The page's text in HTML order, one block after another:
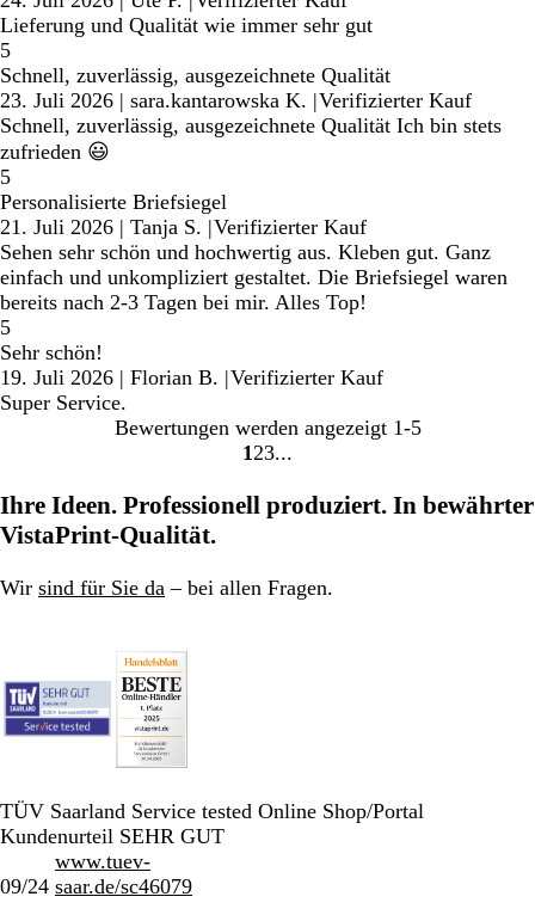
Lieferung und Qualität wie immer sehr gut
5
Schnell, zuverlässig, ausgezeichnete Qualität
23. Juli 2026 | sara.kantarowska K. |Verifizierter Kauf
Schnell, zuverlässig, ausgezeichnete Qualität Ich bin stets
zufrieden 😃
5
Personalisierte Briefsiegel
21. Juli 2026 | Tanja S. |Verifizierter Kauf
Sehen sehr schön und hochwertig aus. Kleben gut. Ganz
einfach und unkompliziert gestaltet. Die Briefsiegel waren
bereits nach 2-3 Tagen bei mir. Alles Top!
5
Sehr schön!
19. Juli 2026 | Florian B. |Verifizierter Kauf
Super Service.
Bewertungen werden angezeigt 1-5
Gehe
Seite
1 Gehe
Seite
2 Gehe
Seite
3
Ihre Ideen. Professionell produziert. In bewährter
VistaPrint-Qualität.
Wir sind für Sie da – bei allen Fragen.
TÜV Saarland Service tested Online Shop/Portal
Kundenurteil SEHR GUT
09/24
www.tuev-
saar.de/sc46079